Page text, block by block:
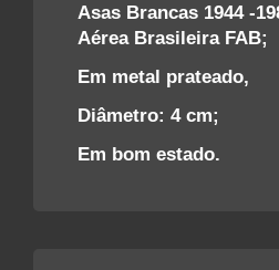
Asas Brancas 1944 -
Aérea Brasileira FAB;
Em metal prateado,
Diâmetro: 4 cm;
Em bom estado.